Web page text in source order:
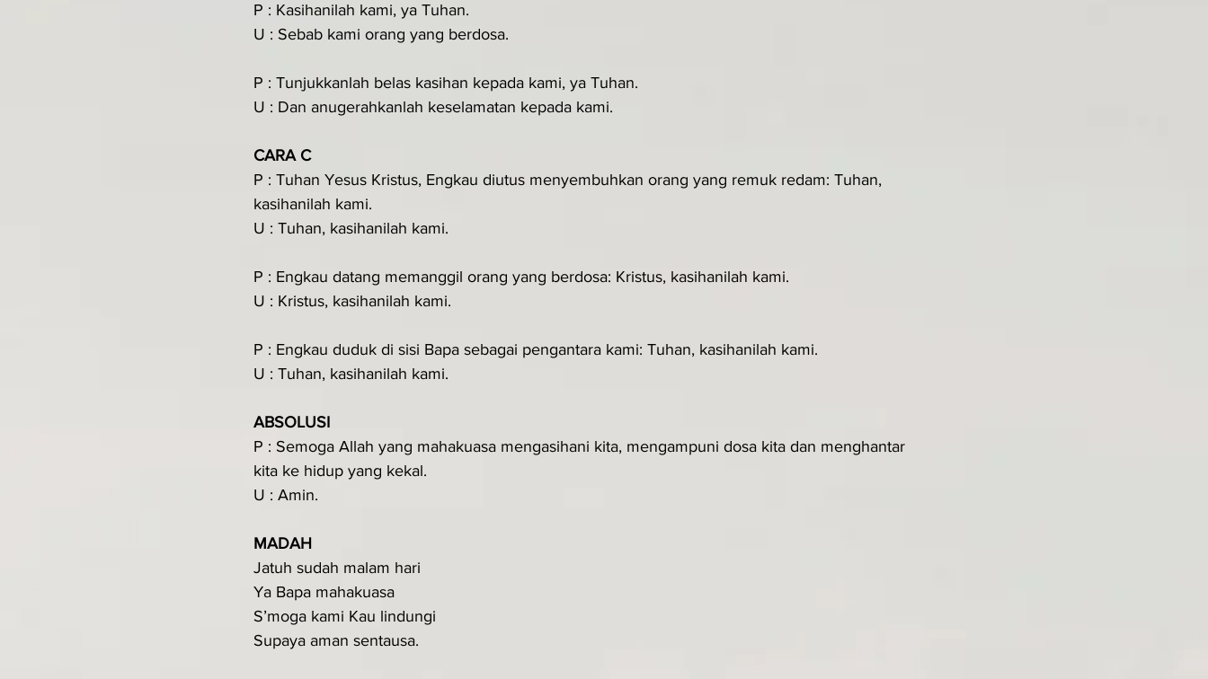
P : Kasihanilah kami, ya Tuhan.
U : Sebab kami orang yang berdosa.
P : Tunjukkanlah belas kasihan kepada kami, ya Tuhan.
U : Dan anugerahkanlah keselamatan kepada kami.
CARA C
P : Tuhan Yesus Kristus, Engkau diutus menyembuhkan orang yang remuk redam: Tuhan,
kasihanilah kami.
U : Tuhan, kasihanilah kami.
P : Engkau datang memanggil orang yang berdosa: Kristus, kasihanilah kami.
U : Kristus, kasihanilah kami.
P : Engkau duduk di sisi Bapa sebagai pengantara kami: Tuhan, kasihanilah kami.
U : Tuhan, kasihanilah kami.
ABSOLUSI
P : Semoga Allah yang mahakuasa mengasihani kita, mengampuni dosa kita dan menghantar
kita ke hidup yang kekal.
U : Amin.
MADAH
Jatuh sudah malam hari
Ya Bapa mahakuasa
S’moga kami Kau lindungi
Supaya aman sentausa.